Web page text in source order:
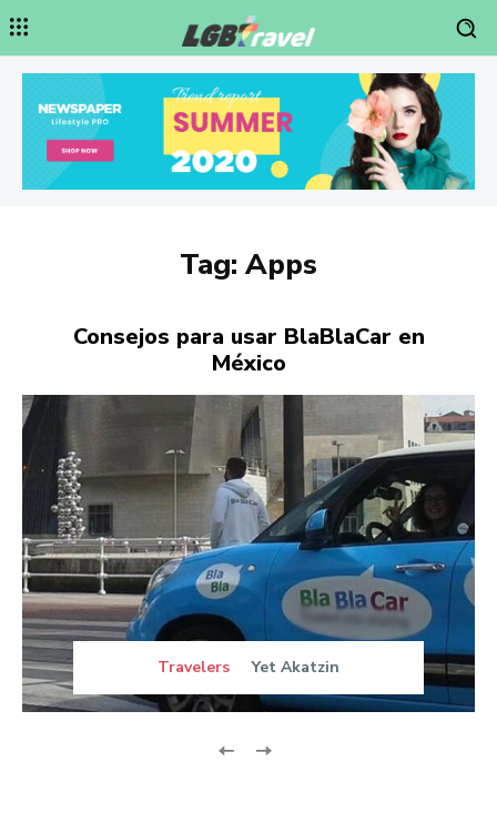
Tag: Apps
Consejos para usar BlaBlaCar en
México
Travelers Yet Akatzin